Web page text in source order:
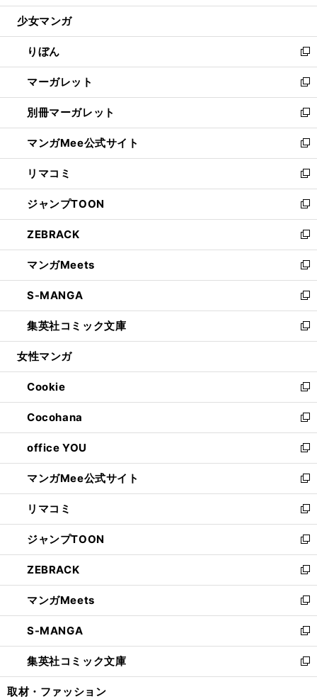
開
ウ
開
く
ン
ウ
で
開
く
ウ
ン
ド
ウ
で
開
く
し
ウ
ィ
ン
ド
ウ
で
開
く
少女マンガ
りぼん
新
し
い
ウ
ィ
ン
ド
ウ
で
開
く
マーガレット
新
し
い
ウ
ィ
ン
ド
ウ
で
開
く
別冊マーガレット
新
し
い
ウ
ィ
ン
ド
ウ
で
開
く
マンガMee公式サイト
新
し
い
ウ
ィ
ン
ド
ウ
で
開
く
リマコミ
新
し
い
ウ
ィ
ン
ド
ウ
で
開
く
ジャンプTOON
新
し
い
ウ
ィ
ン
ド
ウ
で
開
ZEBRACK
新
し
い
ウ
ィ
ン
ド
ウ
開
く
マンガMeets
新
し
い
ウ
ィ
ン
ウ
で
開
く
S-MANGA
新
し
い
ウ
ン
ド
ウ
で
開
く
集英社コミック文庫
新
し
ウ
ィ
ン
ド
ウ
で
開
く
女性マンガ
Cookie
新
し
い
ウ
ィ
ン
ド
ウ
で
開
く
Cocohana
新
し
い
ウ
ィ
ン
ド
ウ
で
開
く
office YOU
新
し
い
ウ
ィ
ン
ド
ウ
で
開
く
マンガMee公式サイト
新
し
い
ウ
ィ
ン
ド
ウ
で
開
く
リマコミ
新
し
い
ウ
ィ
ン
ド
ウ
で
開
く
ジャンプTOON
新
し
い
ウ
ィ
ン
ド
ウ
で
開
ZEBRACK
新
し
い
ウ
ィ
ン
ド
ウ
マンガMeets
新
し
い
ウ
ィ
ン
S-MANGA
新
し
い
ウ
集英社コミック文庫
新
し
取材・ファッション